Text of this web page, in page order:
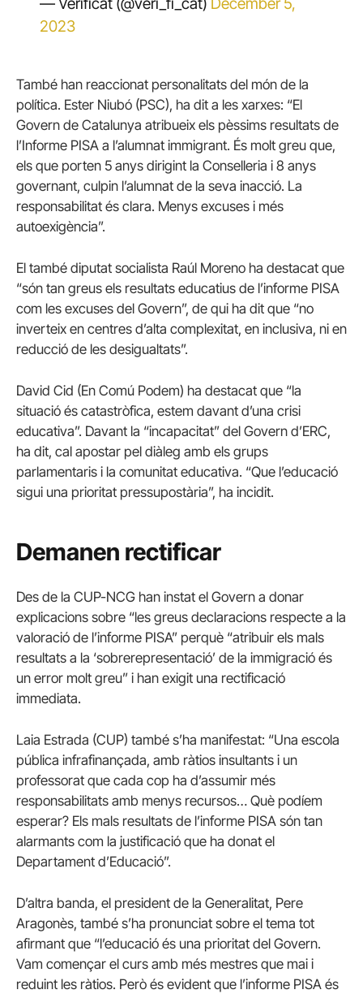
2023
També han reaccionat personalitats del món de la
política. Ester Niubó (PSC), ha dit a les xarxes: “El
Govern de Catalunya atribueix els pèssims resultats de
l’Informe PISA a l’alumnat immigrant. És molt greu que,
els que porten 5 anys dirigint la Conselleria i 8 anys
governant, culpin l’alumnat de la seva inacció. La
responsabilitat és clara. Menys excuses i més
autoexigència”.
El també diputat socialista Raúl Moreno ha destacat que
“són tan greus els resultats educatius de l’informe PISA
com les excuses del Govern”, de qui ha dit que “no
inverteix en centres d’alta complexitat, en inclusiva, ni en
reducció de les desigualtats”.
David Cid (En Comú Podem) ha destacat que “la
situació és catastròfica, estem davant d’una crisi
educativa”. Davant la “incapacitat” del Govern d’ERC,
ha dit, cal apostar pel diàleg amb els grups
parlamentaris i la comunitat educativa. “Que l’educació
sigui una prioritat pressupostària”, ha incidit.
Demanen rectificar
Des de la CUP-NCG han instat el Govern a donar
explicacions sobre “les greus declaracions respecte a la
valoració de l’informe PISA” perquè “atribuir els mals
resultats a la ‘sobrerepresentació’ de la immigració és
un error molt greu” i han exigit una rectificació
immediata.
Laia Estrada (CUP) també s’ha manifestat: “Una escola
pública infrafinançada, amb ràtios insultants i un
professorat que cada cop ha d’assumir més
responsabilitats amb menys recursos… Què podíem
esperar? Els mals resultats de l’informe PISA són tan
alarmants com la justificació que ha donat el
Departament d’Educació”.
D’altra banda, el president de la Generalitat, Pere
Aragonès, també s’ha pronunciat sobre el tema tot
afirmant que “l’educació és una prioritat del Govern.
Vam començar el curs amb més mestres que mai i
reduint les ràtios. Però és evident que l’informe PISA és